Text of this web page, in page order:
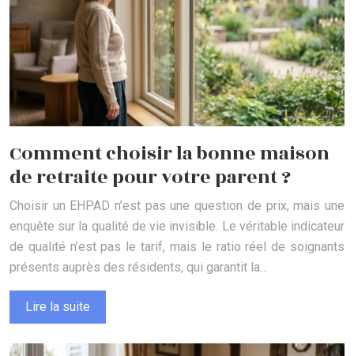
Comment choisir la bonne maison
de retraite pour votre parent ?
Choisir un EHPAD n’est pas une question de prix, mais une
enquête sur la qualité de vie invisible. Le véritable indicateur
de qualité n’est pas le tarif, mais le ratio réel de soignants
présents auprès des résidents, qui garantit la…
Lire la suite